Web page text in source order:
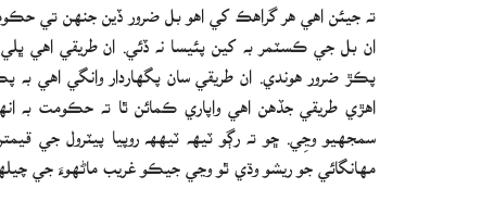
ته جيئن اهي هر گراهڪ کي اهو بل ضرور ڏين جنهن تي
ان بل جي ڪسٽمر به کين پئيسا نه ڏئي. ان طريقي اهي
پڪڙ ضرور هوندي. ان طريقي سان پگهاردار وانگي اهي
اهڙي طريقي جڏهن اهي واپاري ڪمائن ٿا ته حڪومت به
سمجهيو وڃِي. ڇو ته رڳو ٽيھه ٽيهھ روپيا پيٽرول جي
مهانگائي جو ريشو وڌي ٿو وڃي جيڪو غريب ماڻهوءَ جي